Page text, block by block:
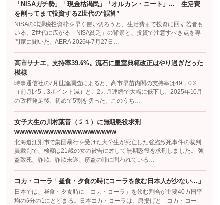
「NISAガチ勢」「現金枯渇民」「オルカン・ニート」… 生活費
を削ってまで投資するZ世代の“誤算”
NISAの非課税投資枠を早く使い切ろうと、生活費まで投資に回す若者も
いる。Z世代に広がる「NISA貧乏」の背景と、投資で注意すべき点を専
門家に聞いた。AERA 2026年7月27日…
高市サナエ、支持率39.6%。流石に皇室典範改正はやり過ぎだった
模様
時事通信社の7月世論調査によると、高市早苗内閣の支持率は49．0％
（前月比5．3ポイント減）と、2カ月連続で大幅に低下し、2025年10月
の政権発足後、初めて5割を切った。このうち…
女子大生の川村葉音（２１）に無期懲役求刑
wwwwwwwwwwwwwwwwwwwww
北海道江別市で集団暴行を受けた大学生が死亡した強盗致死事件の裁判
員裁判で、検察は21歳の女の被告に対して無期懲役を求刑しました。 強
盗致死、詐欺、詐欺未遂、窃盗の罪に問われている…
コカ・コーラ「昼食・夕食の時にコーラを飲む日本人が少ない…」
日本では、昼食・夕食時に「コカ・コーラ」を飲む割合が主要40カ国平
均の6分の1にとどまる。日本コカ・コーラは、唐揚げと「コカ・コー